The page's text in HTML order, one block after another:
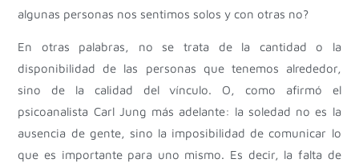
algunas personas nos sentimos solos y con otras no?
En otras palabras, no se trata de la cantidad o la
disponibilidad de las personas que tenemos alrededor,
sino de la calidad del vínculo. O, como afirmó el
psicoanalista Carl Jung más adelante: la soledad no es la
ausencia de gente, sino la imposibilidad de comunicar lo
que es importante para uno mismo. Es decir, la falta de